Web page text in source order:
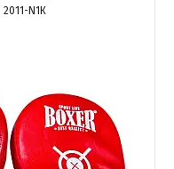
2011-N1К